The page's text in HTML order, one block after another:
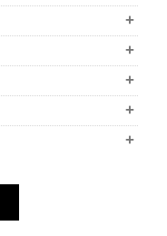
+
+
+
+
+